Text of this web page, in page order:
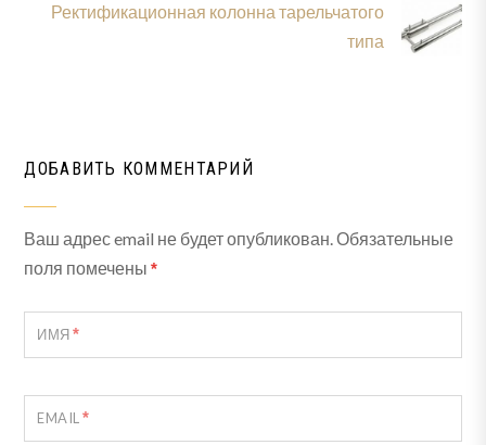
Ректификационная колонна тарельчатого
типа
ДОБАВИТЬ КОММЕНТАРИЙ
Ваш адрес email не будет опубликован.Обязательные
поля помечены*
ИМЯ*
EMAIL*